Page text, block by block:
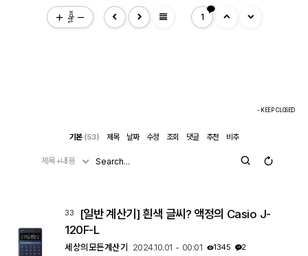
14px view_headline 1
- KEEP CLOSED
기본 (53) 제목 날짜 수정 조회 댓글 추천 비추
제목+내용
33
[일반 계산기] 흰색 글씨? 액정의 Casio J-
120F-L
세상의모든계산기 2024.10.01 - 00:01 1345 2